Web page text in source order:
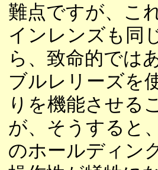
難点ですが、こ
インレンズも同
ら、致命的では
ブルレリーズを
りを機能させる
が、そうすると
のホールディン